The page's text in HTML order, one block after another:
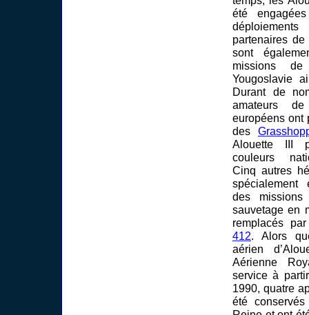
été
partenaires
sont
missions
Yougoslavie
Durant de
amateurs
européens ont
des
Alouette III
couleurs
Cinq autres
spécialement
des
sauvetage en
remplacés
412. Alors
aérien
Aérienne
service à
1990, quatre
été